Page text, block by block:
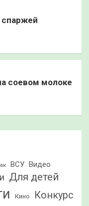
соевом молоке
ВСУ Видео
Для детей
Кино
Конкурс